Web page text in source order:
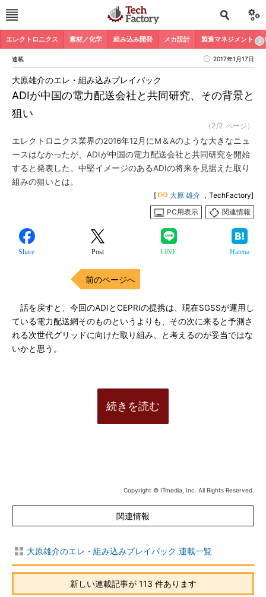
エレクトロニクス 素材／化学 組み込み開発 メカ設計 製造マネジメント
連載 2017年1月17日
ADIが中国の電力配送会社と共同研究、その背景と
狙い
大原雄介のエレ・組み込みプレイバック
（2/2 ページ）
エレクトロニクス業界の2016年12月にM＆Aのような大きなニュ
ースはなかったが、ADIが中国の電力配送会社と共同研究を開始
すると発表した。中堅イメージのあるADIの将来を見据えた取り
組みの狙いとは。
[ 大原 雄介 ，TechFactory]
PC用表示
関連情報
Share Post LINE Hatena
前のページへ
話を戻すと、今回のADIとCEPRIの提携は、現在SGSSが運用し
ている電力配送網そのものというよりも、その次に来ると予測さ
れる次世代グリッドに向けた取り組み、と考えるのが妥当ではな
いかと思う。
続きを読む
Copyright © ITmedia, Inc. All Rights Reserved.
関連情報
大原雄介のエレ・組み込みプレイバック 連載一覧
新しい連載記事が 113 件あります